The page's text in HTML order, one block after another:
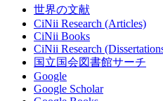
世界の文献
CiNii Research (Articles)
CiNii Books
CiNii Research
国立国会図書館サーチ
Google
Google Scholar